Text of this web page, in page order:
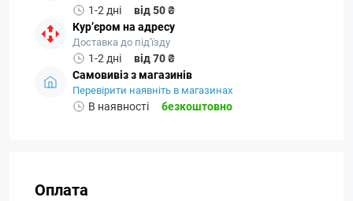
1-2 дні
від 50 ₴
Кур’єром на адресу
Доставка до під'їзду
1-2 дні
від 70 ₴
Самовивіз з магазинів
Перевірити наявніть в магазинах
В наявності безкоштовно
Оплата